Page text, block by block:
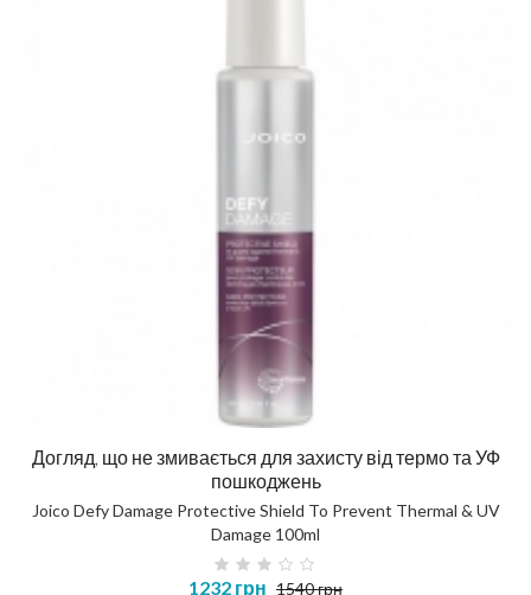
Догляд, що не змивається для захисту від термо та УФ
пошкоджень
Joico Defy Damage Protective Shield To Prevent Thermal & UV
Damage 100ml
1232 грн 1540 грн